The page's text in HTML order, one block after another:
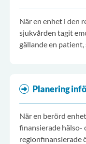
När en enhet i den
sjukvården tagit
gällande en
Planering
När en berörd
finansierade hälso-
regionfinansierade